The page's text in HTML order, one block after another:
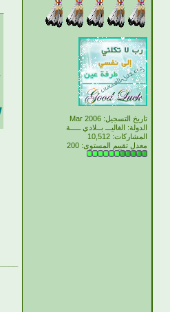
تاريخ التسجيل: Mar 2006
الدولة: الغاليـــ بــلادي ـــــة
المشاركات: 10,512
معدل تقييم المستوى: 200